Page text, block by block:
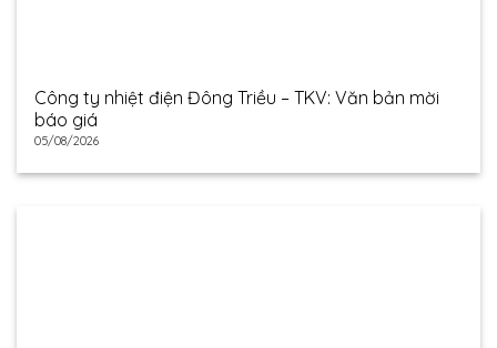
Công ty nhiệt điện Đông Triều – TKV: Văn bản mời
báo giá
05/08/2026